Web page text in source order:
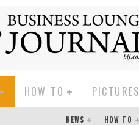
HOW TO
NEWS HOW TO